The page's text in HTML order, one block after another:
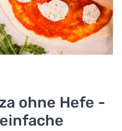
ohne Hefe -